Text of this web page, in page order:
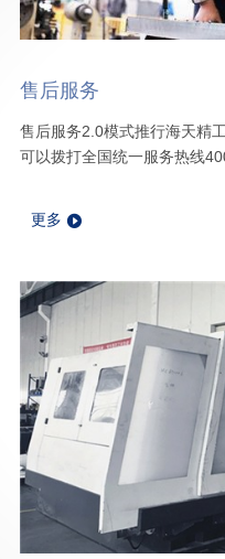
售后服务
售后服务2.0模式推行海天精
可以拨打全国统一服务热线
更多